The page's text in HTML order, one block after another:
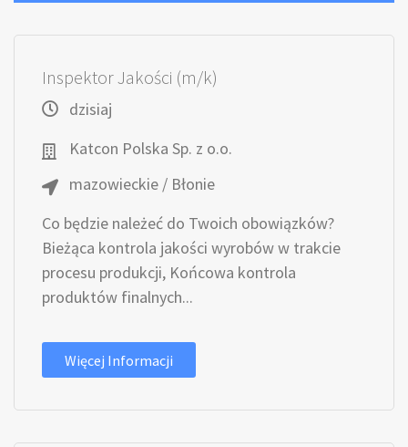
Inspektor Jakości (m/k)
dzisiaj
Katcon Polska Sp. z o.o.
mazowieckie / Błonie
Co będzie należeć do Twoich obowiązków?
Bieżąca kontrola jakości wyrobów w trakcie
procesu produkcji, Końcowa kontrola
produktów finalnych...
Więcej Informacji